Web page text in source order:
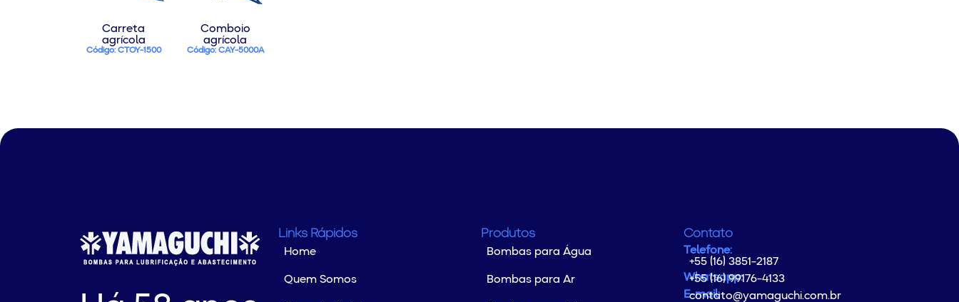
Carreta
agrícola
Código: CTOY-1500
Comboio
agrícola
Código: CAY-5000A
Links Rápidos
Home
Quem Somos
Produtos
Bombas para Água
Bombas para Ar
Contato
Telefone:
+55 (16) 3851-2187
Whatsapp:
+55 (16) 99176-4133
E-mail:
contato@yamaguchi.com.br